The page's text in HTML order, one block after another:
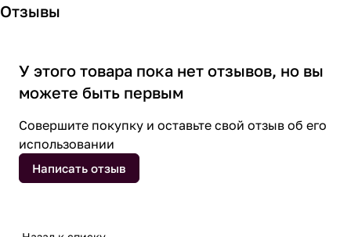
Отзывы
У этого товара пока нет отзывов, но вы
можете быть первым
Совершите покупку и оставьте свой отзыв об его
использовании
Написать отзыв